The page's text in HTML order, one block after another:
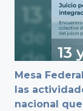
Mesa
las
nacional